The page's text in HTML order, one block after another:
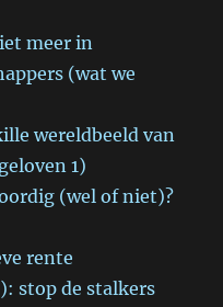
meer in
(wat we
wereldbeeld van
1)
(wel of niet)?
rente
stop de stalkers